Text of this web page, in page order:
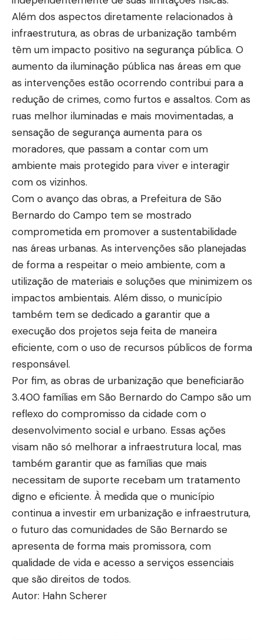
Além dos aspectos diretamente relacionados à
infraestrutura, as obras de urbanização também
têm um impacto positivo na segurança pública. O
aumento da iluminação pública nas áreas em que
as intervenções estão ocorrendo contribui para a
redução de crimes, como furtos e assaltos. Com as
ruas melhor iluminadas e mais movimentadas, a
sensação de segurança aumenta para os
moradores, que passam a contar com um
ambiente mais protegido para viver e interagir
com os vizinhos.
Com o avanço das obras, a Prefeitura de São
Bernardo do Campo tem se mostrado
comprometida em promover a sustentabilidade
nas áreas urbanas. As intervenções são planejadas
de forma a respeitar o meio ambiente, com a
utilização de materiais e soluções que minimizem os
impactos ambientais. Além disso, o município
também tem se dedicado a garantir que a
execução dos projetos seja feita de maneira
eficiente, com o uso de recursos públicos de forma
responsável.
Por fim, as obras de urbanização que beneficiarão
3.400 famílias em São Bernardo do Campo são um
reflexo do compromisso da cidade com o
desenvolvimento social e urbano. Essas ações
visam não só melhorar a infraestrutura local, mas
também garantir que as famílias que mais
necessitam de suporte recebam um tratamento
digno e eficiente. À medida que o município
continua a investir em urbanização e infraestrutura,
o futuro das comunidades de São Bernardo se
apresenta de forma mais promissora, com
qualidade de vida e acesso a serviços essenciais
que são direitos de todos.
Autor: Hahn Scherer